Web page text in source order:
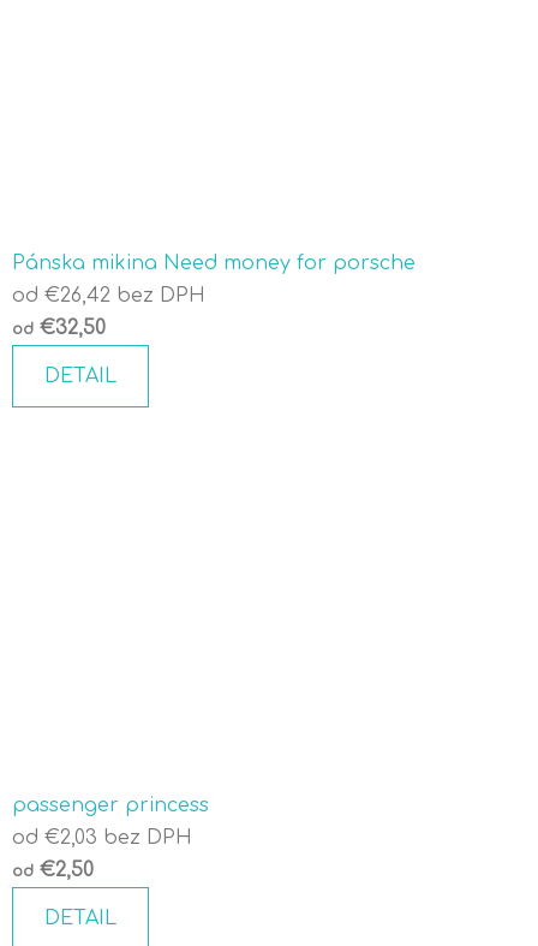
Pánska mikina Need money for porsche
od €26,42 bez DPH
od €32,50
DETAIL
passenger princess
od €2,03 bez DPH
od €2,50
DETAIL